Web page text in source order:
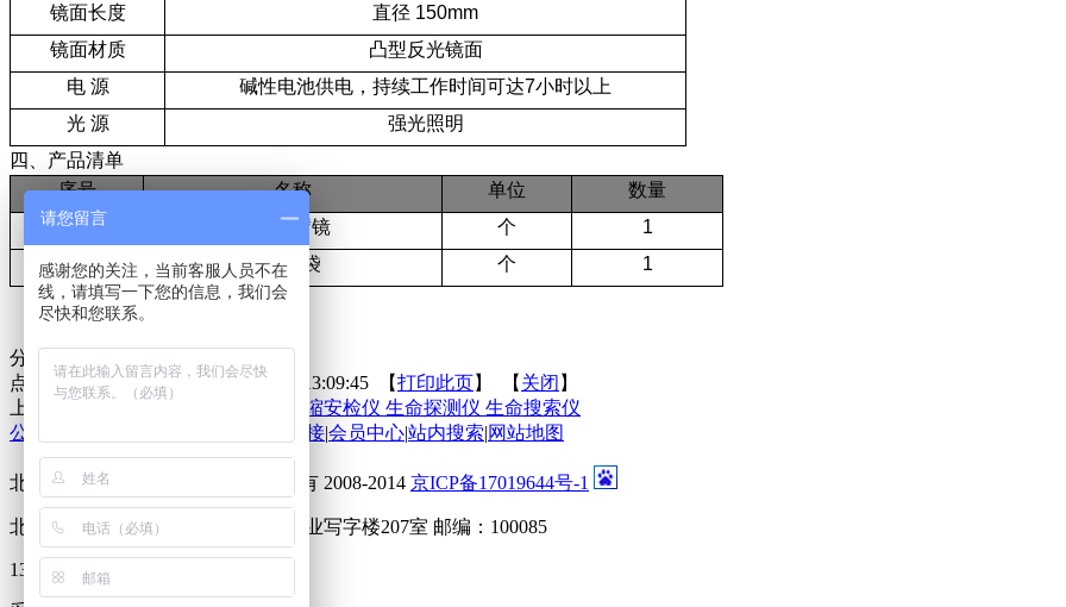
镜面长度
直径 150mm
镜面材质
凸型反光镜面
电 源
碱性电池供电，持续工作时间可达7小时以上
光 源
强光照明
四、产品清单
序号
名称 单位
数量
1.
伸缩臂镜 个
1
2.
包装袋 个 1
分享到：
点击次数：更新时间：2014-08-19 13:09:45 【打印此页】 【 关闭 】
上一条：
红外伸缩安检仪 生命探测仪 生命搜索仪
公司动态
友情链接|会员中心|站内搜索|网站地图
北京华鑫安盾商贸有限公司 版权所有 2008-2014 京ICP备17019644号-1
北京海淀上地马连洼北路9号东居兴业写字楼207室 邮编：100085
13552409085 15801119403
请您留言
感谢您的关注，当前客服人员不在
线，请填写一下您的信息，我们会
尽快和您联系。